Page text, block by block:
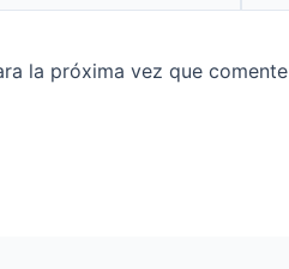
la próxima vez que